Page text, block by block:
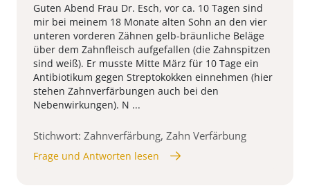
Guten Abend Frau Dr. Esch, vor ca. 10 Tagen sind
mir bei meinem 18 Monate alten Sohn an den vier
unteren vorderen Zähnen gelb-bräunliche Beläge
über dem Zahnfleisch aufgefallen (die Zahnspitzen
sind weiß). Er musste Mitte März für 10 Tage ein
Antibiotikum gegen Streptokokken einnehmen (hier
stehen Zahnverfärbungen auch bei den
Nebenwirkungen). N ...
Stichwort: Zahnverfärbung, Zahn Verfärbung
Frage und Antworten lesen